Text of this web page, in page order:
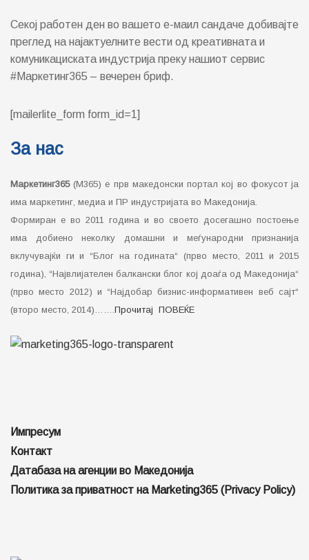
Секој работен ден во вашето е-маил сандаче добивајте
преглед на најактуелните вести од креативната и
комуникациската индустрија преку нашиот сервис
#Маркетинг365 – вечерен бриф.
[mailerlite_form form_id=1]
За нас
Маркетинг365(М365) е прв македонски портал кој во фокусот ја
има маркетинг, медиа и ПР индустријата во Македонија.
Формиран е во 2011 година и во своето досегашно постоење
има добиено неколку домашни и меѓународни признанија
вклучувајќи ги и “Блог на годината“ (прво место, 2011 и 2015
година), “Највлијателен балкански блог кој доаѓа од Македонија“
(прво место 2012) и “Најдобар бизнис-информативен веб сајт“
(второ место, 2014)……. Прочитај ПОВЕЌЕ
Импресум
Контакт
Датабаза на агенции во Македонија
Политика за приватност на Marketing365 (Privacy Policy)